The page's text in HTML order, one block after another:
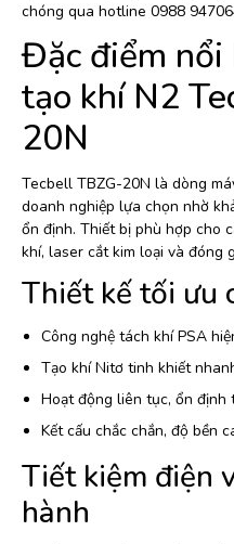
chóng qua hotline 0988
Đặc điểm nổi
tạo khí N2
20N
Tecbell TBZG-20N là dòng
doanh nghiệp lựa chọn nhờ
ổn định. Thiết bị phù hợp cho
khí, laser cắt kim loại và đóng
Thiết kế tối ưu
Công nghệ tách khí PSA
Tạo khí Nitơ tinh khiết
Hoạt động liên tục, ổn định
Kết cấu chắc chắn, độ bền
Tiết kiệm điện
hành